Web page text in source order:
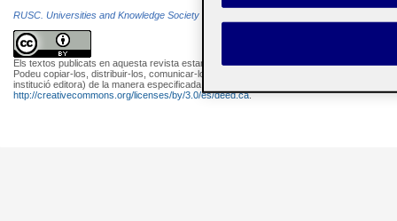
RUSC. Universities and Knowledge Society Journal
Els textos publicats en aquesta revista estan subjectes –llevat que s'indiqui el contrari–
Podeu copiar-los, distribuir-los, comunicar-los públicament i fer-ne obres derivades
institució editora) de la manera especificada pels autors o per la revista. La llicència
http://creativecommons.org/licenses/by/3.0/es/deed.ca.